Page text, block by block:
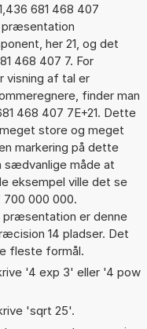
681 468 407
præsentation
her 21, og det
468 407 7. For
visning af tal er
finder man
468 407 7E+21. Dette
store og meget
markering på dette
sædvanlige måde at
eksempel ville det se
700 000 000.
er denne
14 pladser. Det
fleste formål.
'4 exp 3' eller '4 pow
'sqrt 25'.